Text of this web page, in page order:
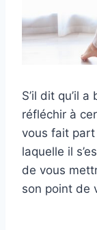
S’il dit qu’il
réfléchir à
vous fait part
laquelle il
de vous
son point de